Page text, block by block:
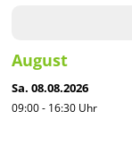
August
Sa. 08.08.2026
09:00 - 16:30 Uhr